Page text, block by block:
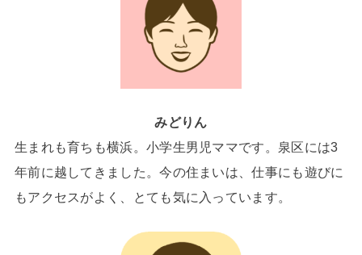
みどりん
生まれも育ちも横浜。小学生男児ママです。泉区には3
年前に越してきました。今の住まいは、仕事にも遊びに
もアクセスがよく、とても気に入っています。